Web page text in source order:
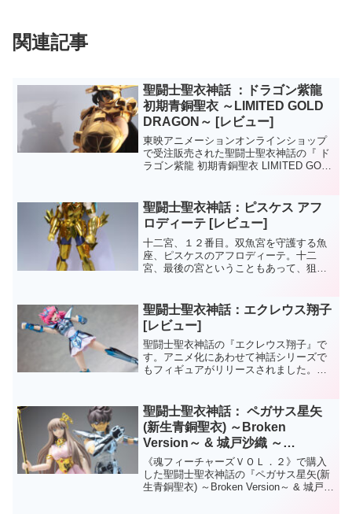
関連記事
聖闘士聖衣神話 ：ドラゴン紫龍
初期青銅聖衣 ～LIMITED GOLD
DRAGON～ [レビュー]
東映アニメーションオンラインショップ
で受注販売された聖闘士聖衣神話の『 ド
ラゴン紫龍 初期青銅聖衣 LIMITED GOLD
ージュということで、聖衣を金色にリペ
イ...
聖闘士聖衣神話：ピスケス アフ
ロディーテ [レビュー]
十二宮、１２番目。双魚宮を守護する魚
座、ピスケスのアフロディーテ。十二
宮、最後の宮ということもあって、狙っ
士」の名にふさわしい完成度ですね。
聖闘士聖衣神話：エクレウス翔子
[レビュー]
聖闘士聖衣神話の『エクレウス翔子』で
す。アニメ化にあわせて神話シリーズで
もフィギュアがリリースされました。セ
くわからん展開。。。
聖闘士聖衣神話： ペガサス星矢
(新生青銅聖衣) ～Broken
Version～ & 城戸沙織 ～
ORIGINAL COLOR EDITION～
[レビュー]
《魂フィーチャーズＶＯＬ．２》で購入
した聖闘士聖衣神話の『ペガサス星矢(新
生青銅聖衣) ～Broken Version～ & 城戸沙